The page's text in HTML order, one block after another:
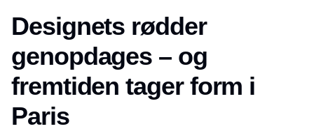
Designets rødder
genopdages – og
fremtiden tager form i
Paris